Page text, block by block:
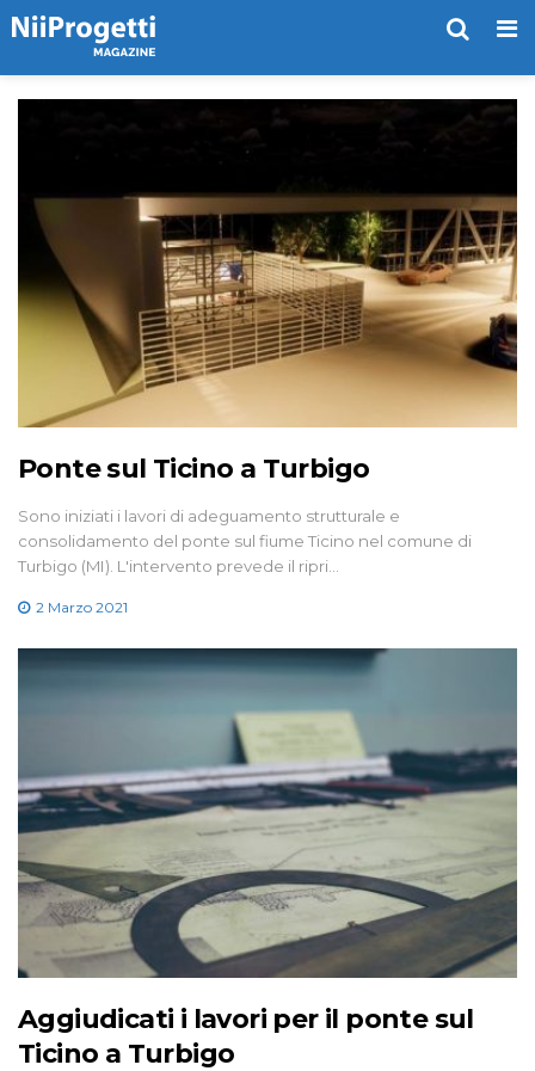
Ponte sul Ticino a Turbigo
Sono iniziati i lavori di adeguamento strutturale e
consolidamento del ponte sul fiume Ticino nel comune di
Turbigo (MI). L'intervento prevede il ripri…
2 Marzo 2021
Aggiudicati i lavori per il ponte sul
Ticino a Turbigo